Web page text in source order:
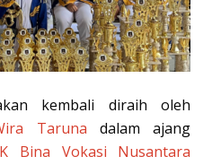
kembali diraih oleh
Taruna dalam ajang
Bina Vokasi Nusantara